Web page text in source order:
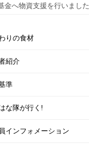
金へ物資支援を行いました
りの食材
紹介
準
な隊が行く!
インフォメーション